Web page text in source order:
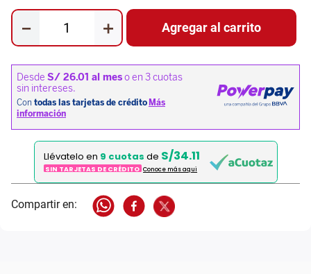
＋
－ Agregar al carrito
Llévatelo en 9 cuotas de S/34.11
SIN TARJETAS DE CRÉDITO Conoce más aqui